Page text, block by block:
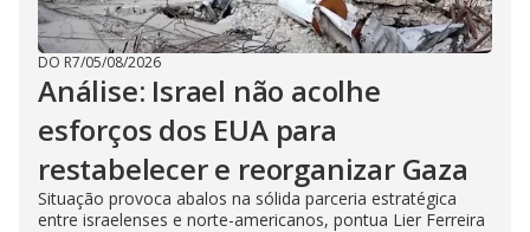
DO R7/05/08/2026
Análise: Israel não acolhe
esforços dos EUA para
restabelecer e reorganizar Gaza
Situação provoca abalos na sólida parceria estratégica
entre israelenses e norte-americanos, pontua Lier Ferreira